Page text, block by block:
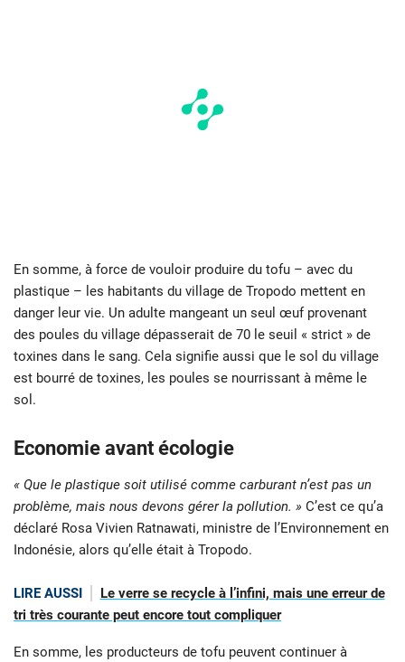
En somme, à force de vouloir produire du tofu – avec du
plastique – les habitants du village de Tropodo mettent en
danger leur vie. Un adulte mangeant un seul œuf provenant
des poules du village dépasserait de 70 le seuil « strict » de
toxines dans le sang. Cela signifie aussi que le sol du village
est bourré de toxines, les poules se nourrissant à même le
sol.
Economie avant écologie
« Que le plastique soit utilisé comme carburant n’est pas un
problème, mais nous devons gérer la pollution. » C’est ce qu’a
déclaré Rosa Vivien Ratnawati, ministre de l’Environnement en
Indonésie, alors qu’elle était à Tropodo.
LIRE AUSSI
Le verre se recycle à l’infini, mais une erreur de
tri très courante peut encore tout compliquer
En somme, les producteurs de tofu peuvent continuer à